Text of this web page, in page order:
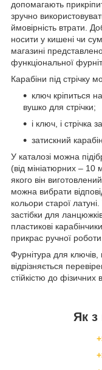
допомагають
зручно
ймовірність втрати.
носити у кишені чи
магазині
функціональної
Карабіни під стрічку
ключ кріпиться
вушко для стрічки;
і ключ, і стрічка
затискний карабін.
У каталозі можна
(від мініатюрних –
якого він
можна вибрати
кольори старої
застібки для
пластикові
прикрас ручної роботи.
Фурнітура для
відрізняється
стійкістю до фізичних
Як з